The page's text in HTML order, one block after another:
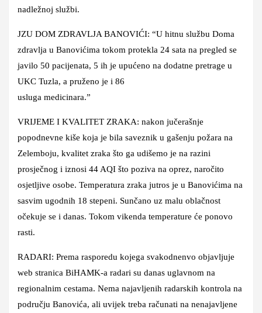
nadležnoj službi.
JZU DOM ZDRAVLJA BANOVIĆI: “U hitnu službu Doma
zdravlja u Banovićima tokom protekla 24 sata na pregled se
javilo 50 pacijenata, 5 ih je upućeno na dodatne pretrage u
UKC Tuzla, a pruženo je i 86
usluga medicinara.”
VRIJEME I KVALITET ZRAKA: nakon jučerašnje
popodnevne kiše koja je bila saveznik u gašenju požara na
Zelemboju, kvalitet zraka što ga udišemo je na razini
prosječnog i iznosi 44 AQI što poziva na oprez, naročito
osjetljive osobe. Temperatura zraka jutros je u Banovićima na
sasvim ugodnih 18 stepeni. Sunčano uz malu oblačnost
očekuje se i danas. Tokom vikenda temperature će ponovo
rasti.
RADARI: Prema rasporedu kojega svakodnenvo objavljuje
web stranica BiHAMK-a radari su danas uglavnom na
regionalnim cestama. Nema najavljenih radarskih kontrola na
području Banovića, ali uvijek treba računati na nenajavljene